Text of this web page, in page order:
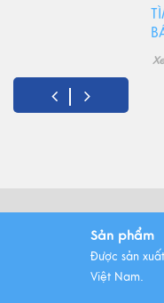
Sản phẩm
Được sản
Việt Nam.